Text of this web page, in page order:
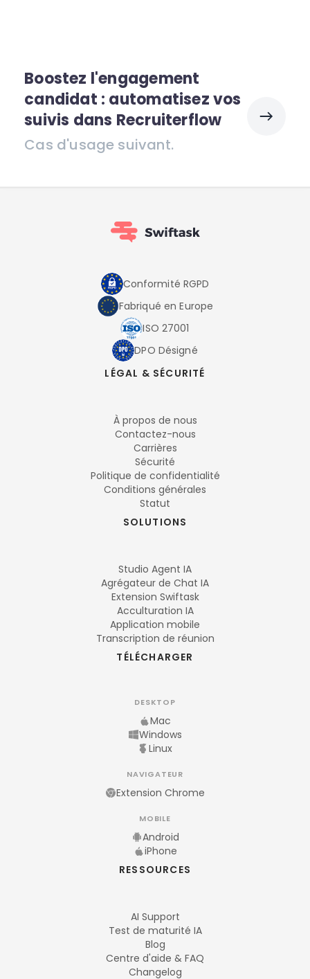
Boostez l'engagement
candidat : automatisez vos
suivis dans Recruiterflow
Cas d'usage suivant.
Conformité RGPD
Fabriqué en Europe
ISO 27001
DPO Désigné
LÉGAL & SÉCURITÉ
À propos de nous
Contactez-nous
Carrières
Sécurité
Politique de confidentialité
Conditions générales
Statut
SOLUTIONS
Studio Agent IA
Agrégateur de Chat IA
Extension Swiftask
Acculturation IA
Application mobile
Transcription de réunion
TÉLÉCHARGER
DESKTOP
Mac
Windows
Linux
NAVIGATEUR
Extension Chrome
MOBILE
Android
iPhone
RESSOURCES
AI Support
Test de maturité IA
Blog
Centre d'aide & FAQ
Changelog